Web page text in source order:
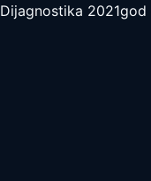
Dijagnostika